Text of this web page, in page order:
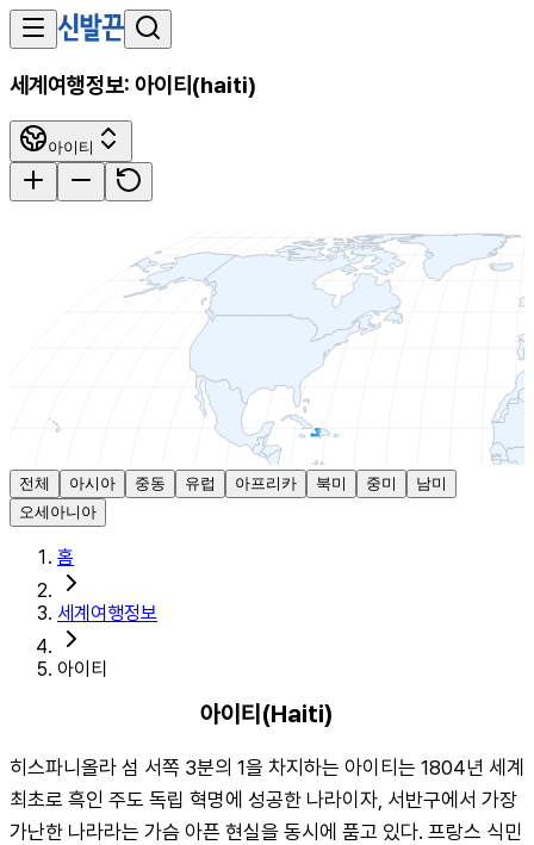
세계여행정보: 아이티 (haiti)
아이티
전체 아시아 중동 유럽 아프리카 북미 중미
남미
오세아니아
홈
세계여행정보
아이티
아이티(Haiti)
히스파니올라 섬 서쪽 3분의 1을 차지하는 아이티는 1804년 세계
최초로 흑인 주도 독립 혁명에 성공한 나라이자, 서반구에서 가장
가난한 나라라는 가슴 아픈 현실을 동시에 품고 있다. 프랑스 식민